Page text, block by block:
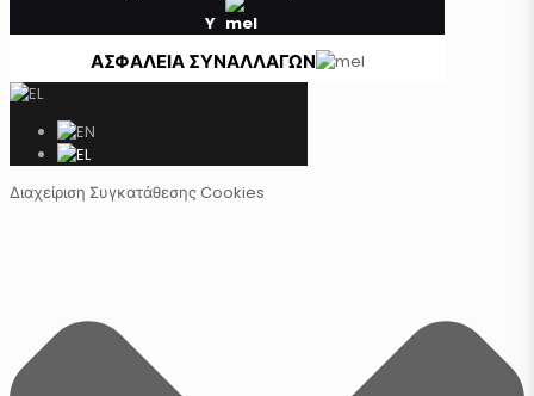
Y
ΑΣΦΑΛΕΙΑ ΣΥΝΑΛΛΑΓΩΝ
Διαχείριση Συγκατάθεσης Cookies